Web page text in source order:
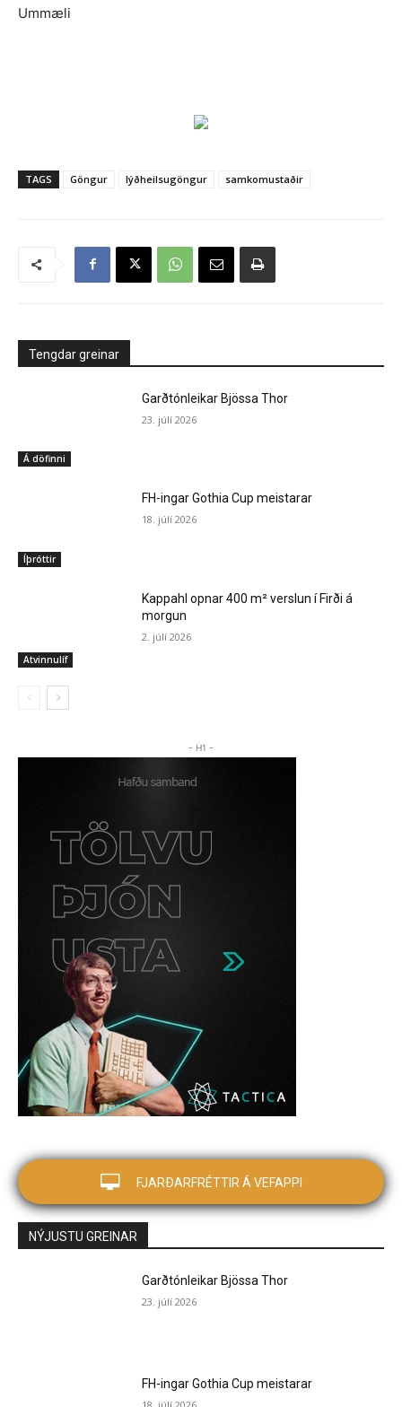
Ummæli
TAGS Göngur lýðheilsugöngur samkomustaðir
Tengdar greinar
Á döfinni
Garðtónleikar Bjössa Thor
23. júlí 2026
Íþróttir
FH-ingar Gothia Cup meistarar
18. júlí 2026
Atvinnulíf
Kappahl opnar 400 m² verslun í Firði á
morgun
2. júlí 2026
- H1 -
FJARÐARFRÉTTIR Á VEFAPPI
NÝJUSTU GREINAR
Garðtónleikar Bjössa Thor
23. júlí 2026
FH-ingar Gothia Cup meistarar